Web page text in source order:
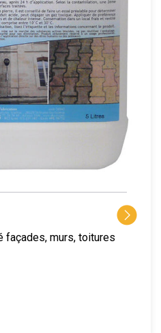
façades, murs, toitures